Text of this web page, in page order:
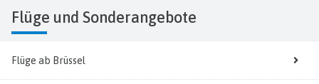
Flüge und Sonderangebote
Flüge ab Brüssel